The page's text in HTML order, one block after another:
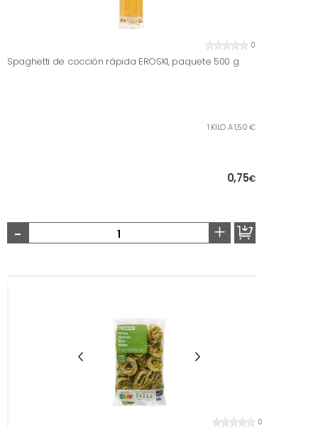
0
Spaghetti de cocción rápida EROSKI, paquete 500 g
1 KILO A 1,50 €
0,75€
- +
0